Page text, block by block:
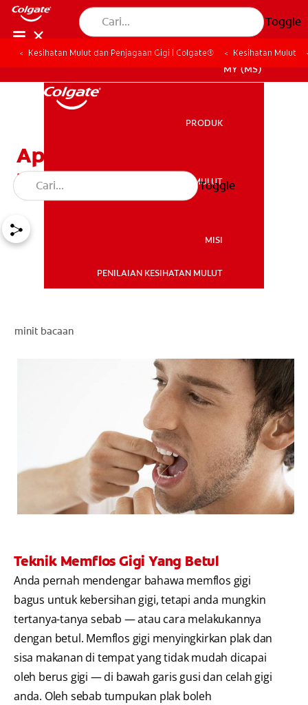
Toggle
MY (MS)
MY (MS)
PRODUK
KESIHATAN MULUT
MISI
PENILAIAN KESIHATAN MULUT
Toggle
Kesihatan Mulut dan Penjagaan Gigi | Colgate® Kesihatan Mulut
Apakah Cara Yang Betul
Untuk Memflos Gigi?
minit bacaan
Teknik Memflos Gigi Yang Betul
Anda pernah mendengar bahawa memflos gigi
bagus untuk kebersihan gigi, tetapi anda mungkin
tertanya-tanya sebab — atau cara melakukannya
dengan betul. Memflos gigi menyingkirkan plak dan
sisa makanan di tempat yang tidak mudah dicapai
oleh berus gigi — di bawah garis gusi dan celah gigi
anda. Oleh sebab tumpukan plak boleh